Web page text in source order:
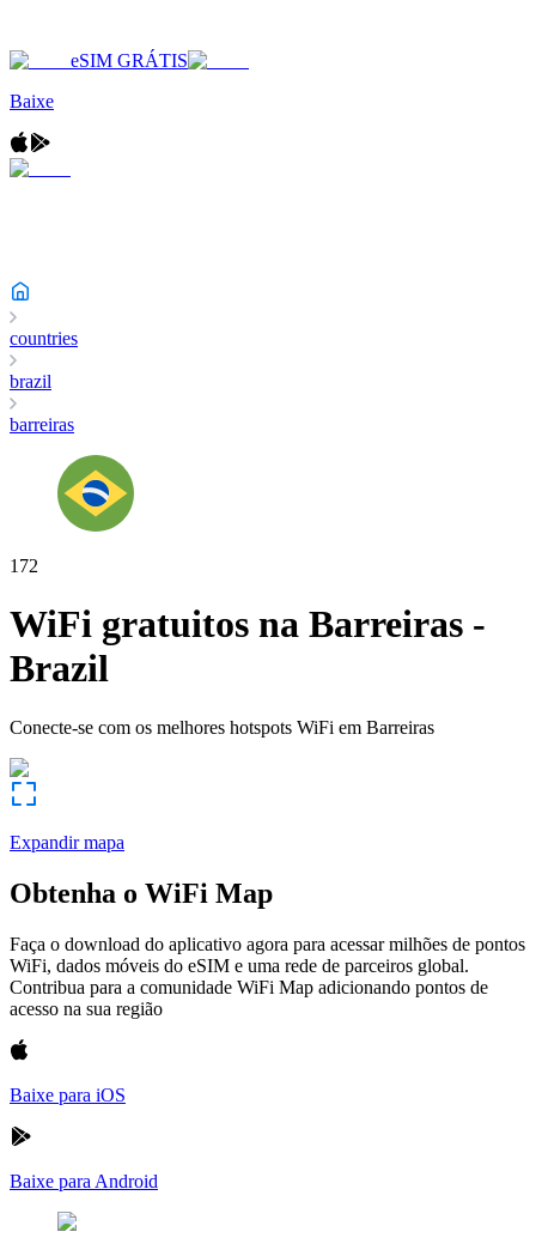
eSIM GRÁTIS
Baixe
countries
brazil
barreiras
172
WiFi gratuitos na Barreiras -
Brazil
Conecte-se com os melhores hotspots WiFi em Barreiras
Expandir mapa
Obtenha o WiFi Map
Faça o download do aplicativo agora para acessar milhões de pontos
WiFi, dados móveis do eSIM e uma rede de parceiros global.
Contribua para a comunidade WiFi Map adicionando pontos de
acesso na sua região
Baixe para iOS
Baixe para Android